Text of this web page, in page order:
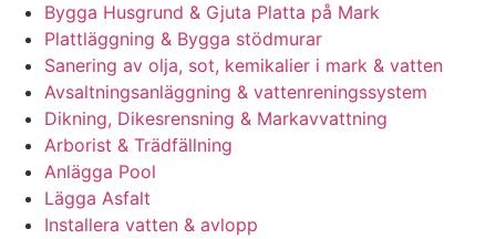
Bygga Husgrund & Gjuta Platta på Mark
Plattläggning & Bygga stödmurar
Sanering av olja, sot, kemikalier i mark & vatten
Avsaltningsanläggning & vattenreningssystem
Dikning, Dikesrensning & Markavvattning
Arborist & Trädfällning
Anlägga Pool
Lägga Asfalt
Installera vatten & avlopp